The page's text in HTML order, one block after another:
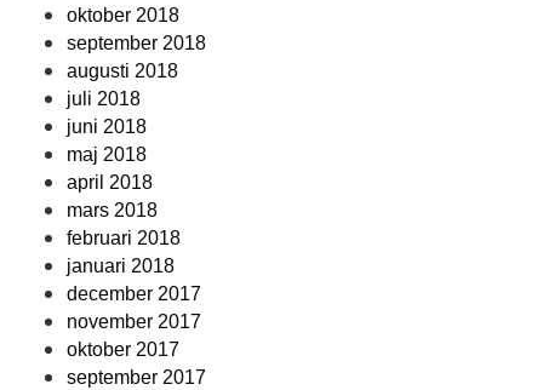
oktober 2018
september 2018
augusti 2018
juli 2018
juni 2018
maj 2018
april 2018
mars 2018
februari 2018
januari 2018
december 2017
november 2017
oktober 2017
september 2017